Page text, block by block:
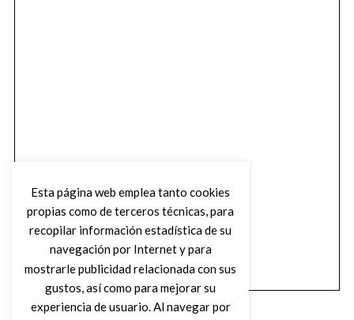
Esta página web emplea tanto cookies
propias como de terceros técnicas, para
recopilar información estadística de su
navegación por Internet y para
mostrarle publicidad relacionada con sus
gustos, así como para mejorar su
experiencia de usuario. Al navegar por